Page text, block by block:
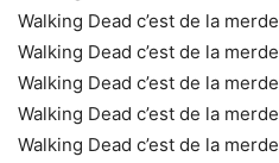
Walking Dead c’est de la merde
Walking Dead c’est de la merde
Walking Dead c’est de la merde
Walking Dead c’est de la merde
Walking Dead c’est de la merde